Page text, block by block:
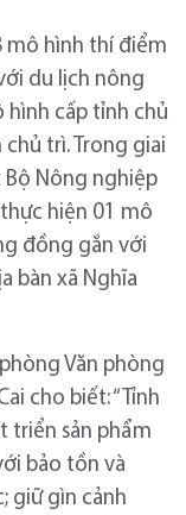
mô hình thí điểm
du lịch nông
cấp tỉnh chủ
trì. Trong giai
Bộ Nông nghiệp
hiện 01 mô
đồng gắn với
bàn xã Nghĩa
Văn phòng
cho biết: “Tỉnh
triển sản phẩm
bảo tồn và
giữ gìn cảnh